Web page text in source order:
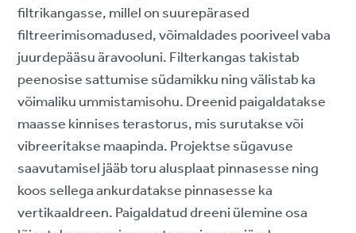
filtrikangasse, millel on suurepärased
filtreerimisomadused, võimaldades pooriveel vaba
juurdepääsu äravooluni. Filterkangas takistab
peenosise sattumise südamikku ning välistab ka
võimaliku ummistamisohu. Dreenid paigaldatakse
maasse kinnises terastorus, mis surutakse või
vibreeritakse maapinda. Projektse sügavuse
saavutamisel jääb toru alusplaat pinnasesse ning
koos sellega ankurdatakse pinnasesse ka
vertikaaldreen. Paigaldatud dreeni ülemine osa